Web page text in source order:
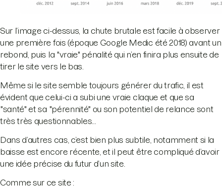
Sur l’image ci-dessus, la chute brutale est facile à observer
une première fois (époque Google Medic été 2018) avant un
rebond, puis la "vraie" pénalité qui n’en finira plus ensuite de
tirer le site vers le bas.
Même si le site semble toujours générer du trafic, il est
évident que celui-ci a subi une vraie claque et que sa
"santé" et sa "pérennité" ou son potentiel de relance sont
très très questionnables...
Dans d’autres cas, c’est bien plus subtile, notamment si la
baisse est encore récente, et il peut être compliqué d’avoir
une idée précise du futur d’un site.
Comme sur ce site :